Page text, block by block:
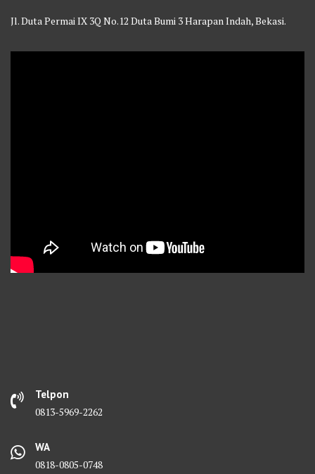
Jl. Duta Permai IX 3Q No.12 Duta Bumi 3 Harapan Indah, Bekasi.
Telpon
0813-5969-2262
WA
0818-0805-0748